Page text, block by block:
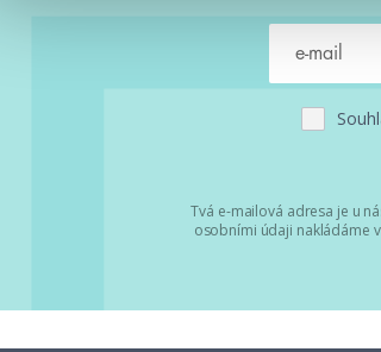
Tvá e-mailová adresa je u
osobními údaji nakládáme